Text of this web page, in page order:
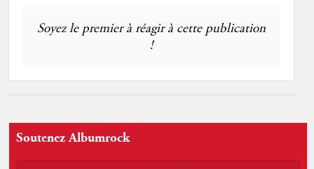
Soyez le premier à réagir à cette publication
!
Soutenez Albumrock